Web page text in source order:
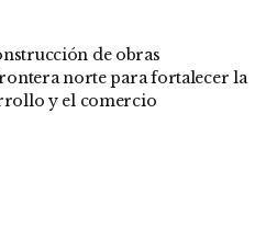
de obras
norte para fortalecer la
y el comercio